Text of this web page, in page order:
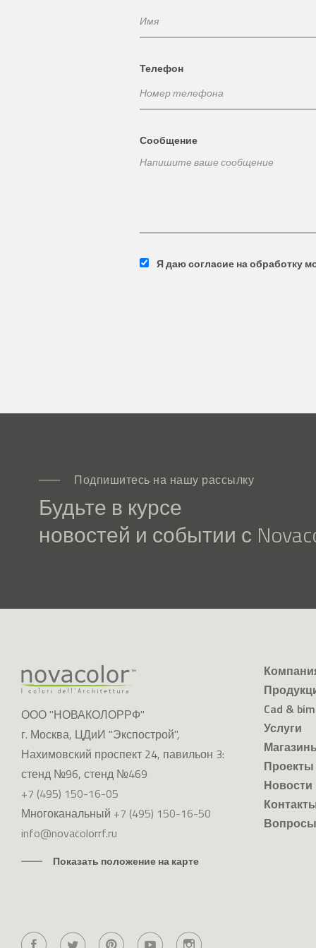
Телефон
Сообщение
Я даю согласие на обработку
Подпишитесь на нашу рассылку
Будьте в курсе
новостей и событии с
Novacolor
ООО "НОВАКОЛОРРФ"
г. Москва, ЦДиИ "Экспострой",
Нахимовский проспект 24, павильон 3:
стенд №96, стенд №469
+7 (495) 150-16-05
Многоканальный +7 (495) 150-16-50
info@novacolorrf.ru
Показать положение на карте
cad & bim
услуги
проекты
новости